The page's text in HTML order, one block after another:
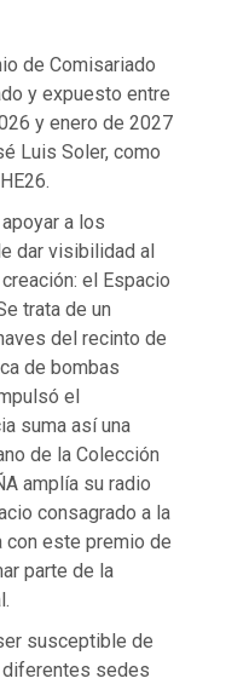
de Comisariado
y expuesto entre
y enero de 2027
Luis Soler, como
a los
dar visibilidad al
el Espacio
trata de un
del recinto de
de bombas
el
suma así una
de la Colección
amplía su radio
consagrado a la
este premio de
parte de la
susceptible de
diferentes sedes